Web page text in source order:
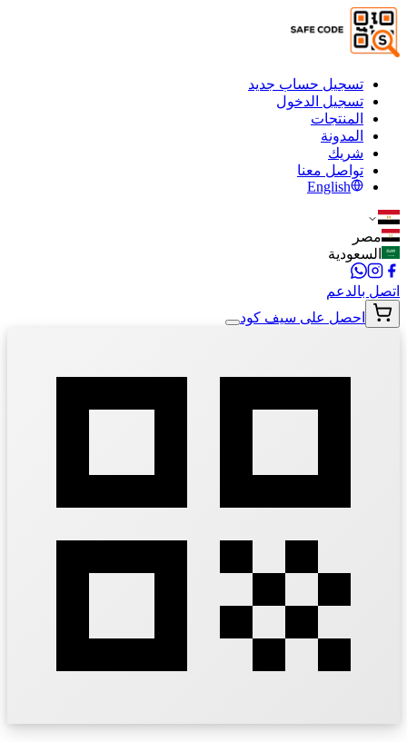
تسجيل حساب جديد
تسجيل الدخول
المنتجات
المدونة
شريك
تواصل معنا
English
مصر
السعودية
اتصل بالدعم
احصل على سيف كود